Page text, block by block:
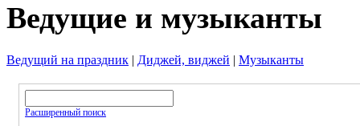
Ведущие и музыканты
Ведущий на праздник | Диджей, виджей | Музыканты
Расширенный поиск